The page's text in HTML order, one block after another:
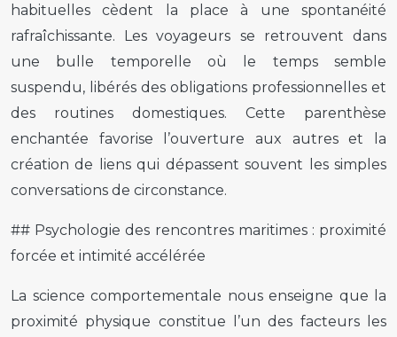
habituelles cèdent la place à une spontanéité
rafraîchissante. Les voyageurs se retrouvent dans
une bulle temporelle où le temps semble
suspendu, libérés des obligations professionnelles et
des routines domestiques. Cette parenthèse
enchantée favorise l’ouverture aux autres et la
création de liens qui dépassent souvent les simples
conversations de circonstance.
## Psychologie des rencontres maritimes : proximité
forcée et intimité accélérée
La science comportementale nous enseigne que la
proximité physique constitue l’un des facteurs les